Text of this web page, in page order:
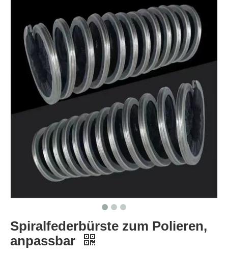
Spiralfederbürste zum Polieren,
anpassbar